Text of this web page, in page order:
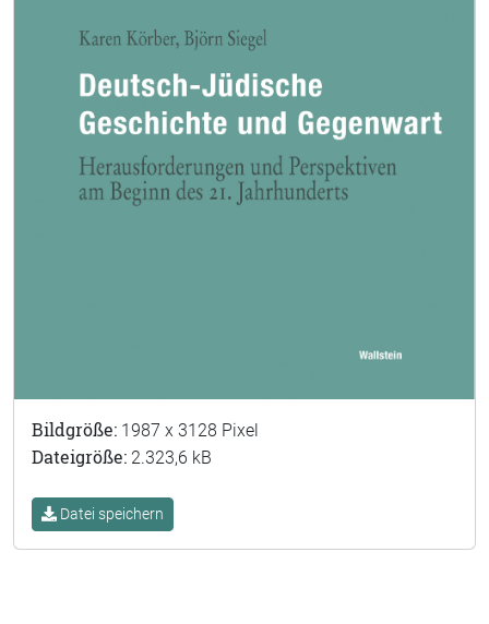
Bildgröße: 1987 x 3128 Pixel
Dateigröße: 2.323,6 kB
Datei speichern